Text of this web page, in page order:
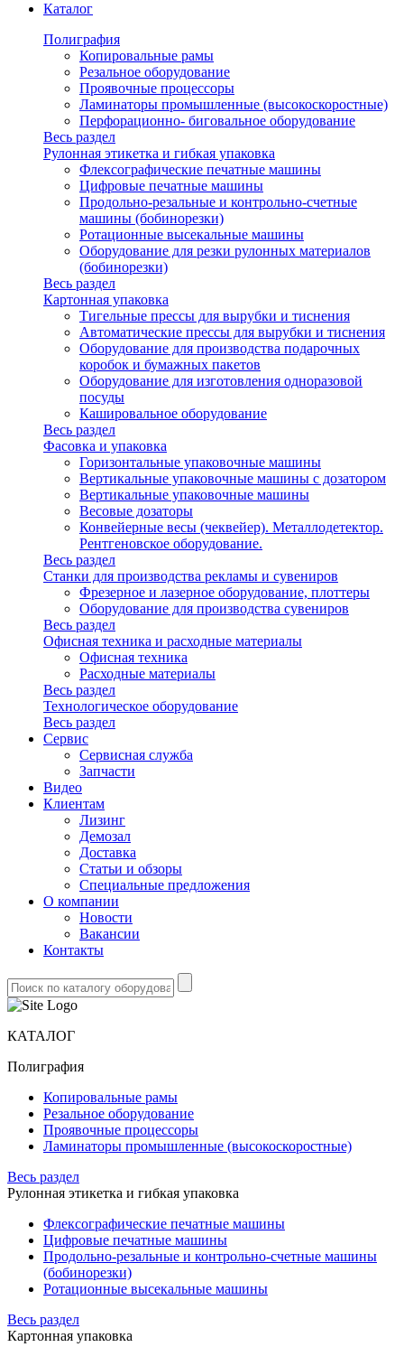
Каталог
Полиграфия
Копировальные рамы
Резальное оборудование
Проявочные процессоры
Ламинаторы промышленные (высокоскоростные)
Перфорационно- биговальное оборудование
Весь раздел
Рулонная этикетка и гибкая упаковка
Флексографические печатные машины
Цифровые печатные машины
Продольно-резальные и контрольно-счетные
машины (бобинорезки)
Ротационные высекальные машины
Оборудование для резки рулонных материалов
(бобинорезки)
Весь раздел
Картонная упаковка
Тигельные прессы для вырубки и тиснения
Автоматические прессы для вырубки и тиснения
Оборудование для производства подарочных
коробок и бумажных пакетов
Оборудование для изготовления одноразовой
посуды
Кашировальное оборудование
Весь раздел
Фасовка и упаковка
Горизонтальные упаковочные машины
Вертикальные упаковочные машины с дозатором
Вертикальные упаковочные машины
Весовые дозаторы
Конвейерные весы (чеквейер). Металлодетектор.
Рентгеновское оборудование.
Весь раздел
Станки для производства рекламы и сувениров
Фрезерное и лазерное оборудование, плоттеры
Оборудование для производства сувениров
Весь раздел
Офисная техника и расходные материалы
Офисная техника
Расходные материалы
Весь раздел
Технологическое оборудование
Весь раздел
Сервис
Сервисная служба
Запчасти
Видео
Клиентам
Лизинг
Демозал
Доставка
Статьи и обзоры
Специальные предложения
О компании
Новости
Вакансии
Контакты
КАТАЛОГ
Полиграфия
Копировальные рамы
Резальное оборудование
Проявочные процессоры
Ламинаторы промышленные (высокоскоростные)
Весь раздел
Рулонная этикетка и гибкая упаковка
Флексографические печатные машины
Цифровые печатные машины
Продольно-резальные и контрольно-счетные машины
(бобинорезки)
Ротационные высекальные машины
Весь раздел
Картонная упаковка